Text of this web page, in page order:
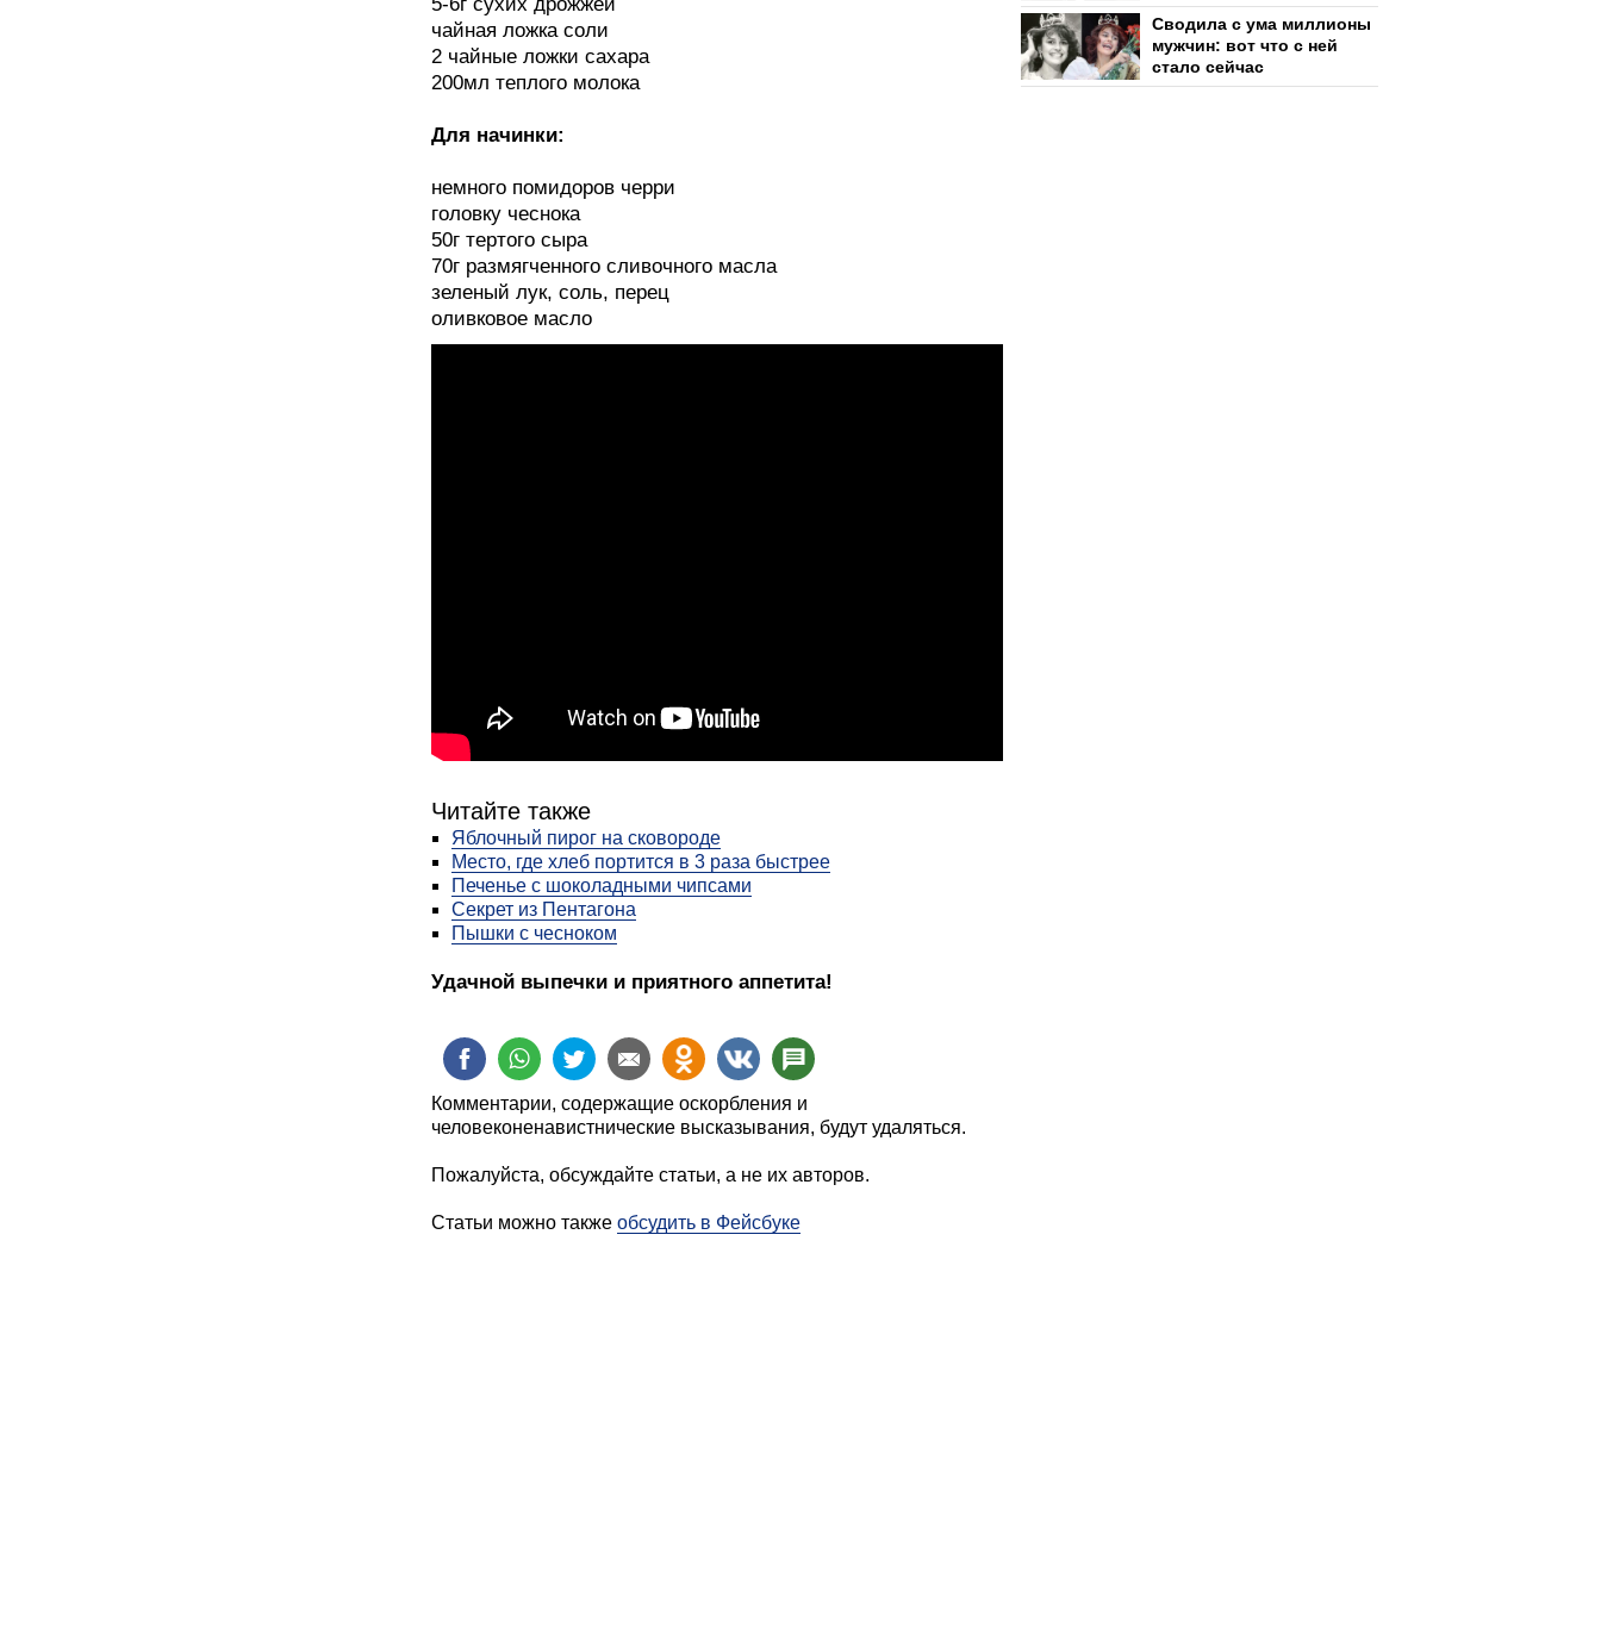
чайная ложка соли
2 чайные ложки сахара
200мл теплого молока
Для начинки:
немного помидоров черри
головку чеснока
50г тертого сыра
70г размягченного сливочного масла
зеленый лук, соль, перец
оливковое масло
Читайте также
Яблочный пирог на сковороде
Место, где хлеб портится в 3 раза быстрее
Печенье с шоколадными чипсами
Секрет из Пентагона
Пышки с чесноком
Удачной выпечки и приятного аппетита!
Комментарии, содержащие оскорбления и
человеконенавистнические высказывания, будут удаляться.
Пожалуйста, обсуждайте статьи, а не их авторов.
Статьи можно также обсудить в Фейсбуке